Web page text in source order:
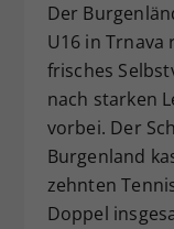
Der
U16 in
frisches
nach starken
vorbei. Der
Burgenland
zehnten
Doppel